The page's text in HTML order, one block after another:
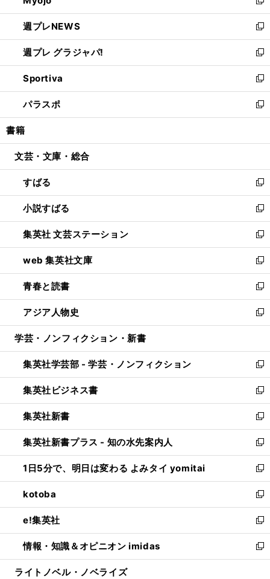
開
く
ウ
で
開
く
ン
ド
ウ
で
開
く
新
し
い
ウ
ィ
ン
ド
ウ
で
開
週プレNEWS
新
し
い
ウ
ィ
ン
ド
ウ
開
週プレ グラジャパ!
新
し
い
ウ
ィ
ン
ウ
開
く
Sportiva
新
し
い
ウ
ン
ウ
で
開
く
パラスポ
新
し
ウ
ン
ド
ウ
で
開
く
書籍
文芸・文庫・総合
すばる
新
し
い
ウ
ィ
ン
ド
ウ
で
開
く
小説すばる
新
し
い
ウ
ィ
ン
ド
ウ
で
開
集英社 文芸ステーション
新
し
い
ウ
ィ
ン
ド
ウ
開
く
web 集英社文庫
新
し
い
ウ
ィ
ン
ウ
で
開
く
青春と読書
新
し
い
ウ
ン
ド
ウ
で
開
く
アジア人物史
新
し
ウ
ィ
ン
ド
ウ
で
開
く
学芸・ノンフィクション・新書
集英社学芸部 - 学芸・ノンフィクション
新
し
い
ウ
ィ
ン
ド
ウ
で
開
く
集英社ビジネス書
新
し
い
ウ
ィ
ン
ド
ウ
で
開
く
集英社新書
新
し
い
ウ
ィ
ン
ド
ウ
で
開
く
集英社新書プラス - 知の水先案内人
新
し
い
ウ
ィ
ン
ド
ウ
で
開
1日5分で、明日は変わる よみタイ yomitai
新
し
い
ウ
ィ
ン
ド
ウ
kotoba
新
し
い
ウ
ィ
ン
e!集英社
新
し
い
ウ
情報・知識＆オピニオン imidas
新
し
ライトノベル・ノベライズ